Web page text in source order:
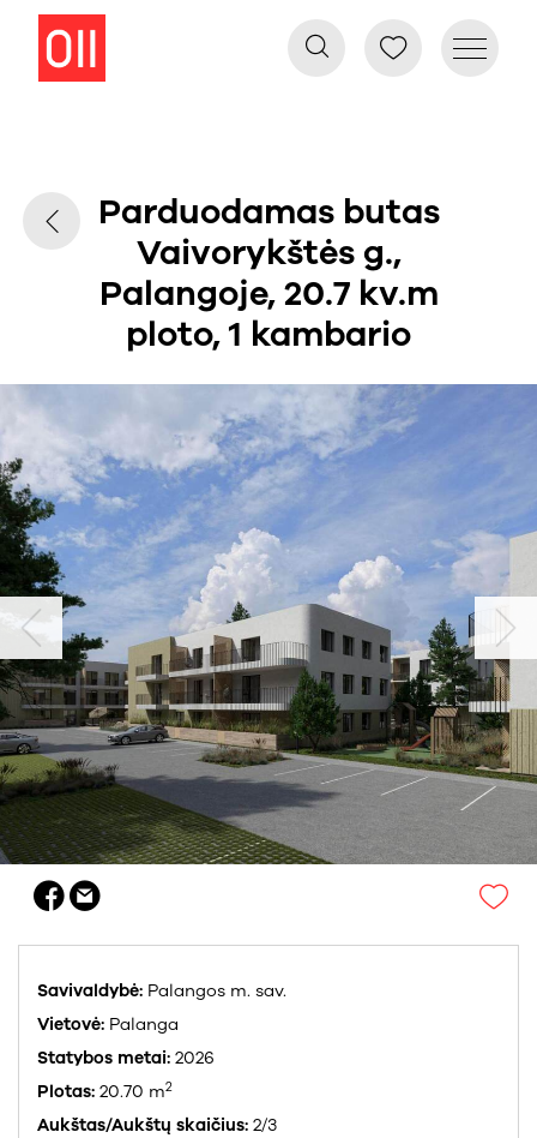
Parduodamas butas
Vaivorykštės g.,
Palangoje, 20.7 kv.m
ploto, 1 kambario
Savivaldybė: Palangos m. sav.
Vietovė: Palanga
Statybos metai: 2026
Plotas: 20.70 m2
Aukštas/Aukštų skaičius: 2/3